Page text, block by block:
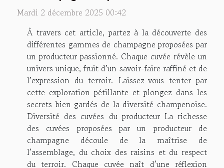
Mardi 2 décembre 2025 00:42
À travers cet article, partez à la découverte des
différentes gammes de champagne proposées par
un producteur passionné. Chaque cuvée révèle un
univers unique, fruit d’un savoir-faire raffiné et de
l’expression du terroir. Laissez-vous tenter par
cette exploration pétillante et plongez dans les
secrets bien gardés de la diversité champenoise.
Diversité des cuvées du producteur La richesse
des cuvées proposées par un producteur de
champagne découle de la maîtrise de
l’assemblage, du choix des raisins et du respect
du terroir. Chaque cuvée naît d’une réflexion